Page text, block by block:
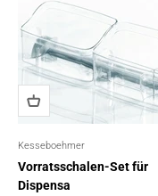
Kesseboehmer
Vorratsschalen-Set für
Dispensa